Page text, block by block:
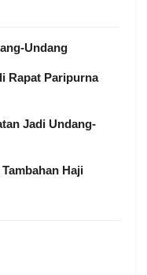
Undang
Rapat Paripurna
Jadi Undang-
Haji